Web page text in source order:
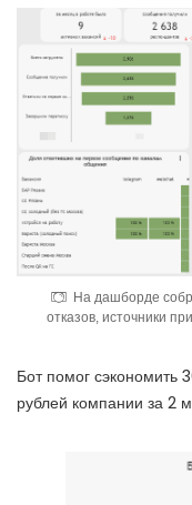
На дашборде
отказов, источники
Бот помог сэкономить
рублей компании за 2